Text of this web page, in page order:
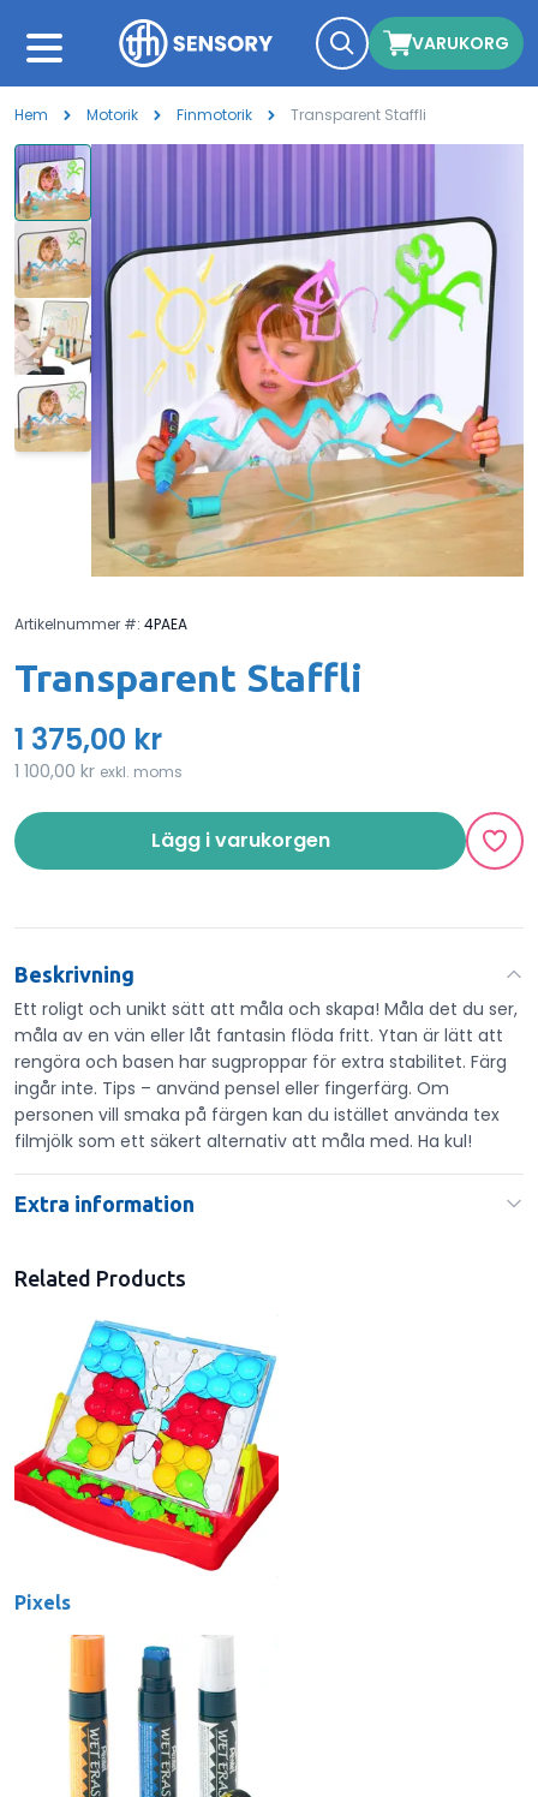
VARUKORG
Hem Motorik Finmotorik Transparent Staffli
Artikelnummer #: 4PAEA
Transparent Staffli
1 375,00 kr
1 100,00 kr exkl. moms
Lägg i varukorgen
Beskrivning
Ett roligt och unikt sätt att måla och skapa! Måla det du ser,
måla av en vän eller låt fantasin flöda fritt. Ytan är lätt att
rengöra och basen har sugproppar för extra stabilitet. Färg
ingår inte. Tips – använd pensel eller fingerfärg. Om
personen vill smaka på färgen kan du istället använda tex
filmjölk som ett säkert alternativ att måla med. Ha kul!
Extra information
Related Products
Pixels